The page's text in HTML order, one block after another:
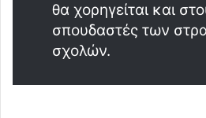
θα χορηγείται και
σπουδαστές των
σχολών.